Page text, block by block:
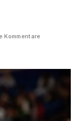
Kommentare